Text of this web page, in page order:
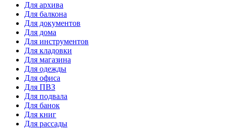
Для архива
Для балкона
Для документов
Для дома
Для инструментов
Для кладовки
Для магазина
Для одежды
Для офиса
Для ПВЗ
Для подвала
Для банок
Для книг
Для рассады